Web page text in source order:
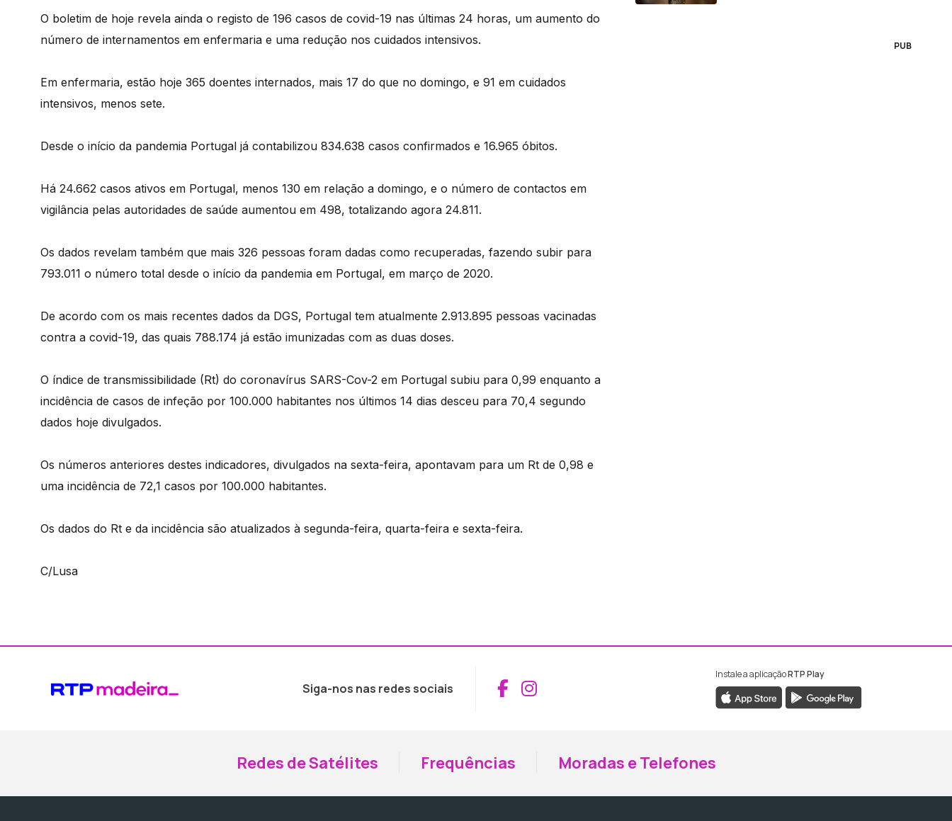
O boletim de hoje revela ainda o registo de 196 casos de covid-19 nas últimas 24 horas, um aumento do
número de internamentos em enfermaria e uma redução nos cuidados intensivos.
Em enfermaria, estão hoje 365 doentes internados, mais 17 do que no domingo, e 91 em cuidados
intensivos, menos sete.
Desde o início da pandemia Portugal já contabilizou 834.638 casos confirmados e 16.965 óbitos.
Há 24.662 casos ativos em Portugal, menos 130 em relação a domingo, e o número de contactos em
vigilância pelas autoridades de saúde aumentou em 498, totalizando agora 24.811.
Os dados revelam também que mais 326 pessoas foram dadas como recuperadas, fazendo subir para
793.011 o número total desde o início da pandemia em Portugal, em março de 2020.
De acordo com os mais recentes dados da DGS, Portugal tem atualmente 2.913.895 pessoas vacinadas
contra a covid-19, das quais 788.174 já estão imunizadas com as duas doses.
O índice de transmissibilidade (Rt) do coronavírus SARS-Cov-2 em Portugal subiu para 0,99 enquanto a
incidência de casos de infeção por 100.000 habitantes nos últimos 14 dias desceu para 70,4 segundo
dados hoje divulgados.
Os números anteriores destes indicadores, divulgados na sexta-feira, apontavam para um Rt de 0,98 e
uma incidência de 72,1 casos por 100.000 habitantes.
Os dados do Rt e da incidência são atualizados à segunda-feira, quarta-feira e sexta-feira.
C/Lusa
PUB
Siga-nos nas redes sociais Aceder ao Facebook da RTP Madeira
Aceder ao Instagram da RTP Madeira
Instale a aplicaçãoRTP Play
Redes de Satélites Frequências Moradas e Telefones